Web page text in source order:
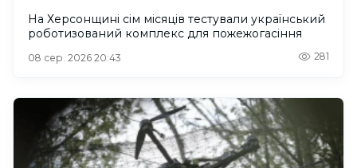
На Херсонщині сім місяців тестували український
роботизований комплекс для пожежогасіння
08 сер. 2026 20:43 281